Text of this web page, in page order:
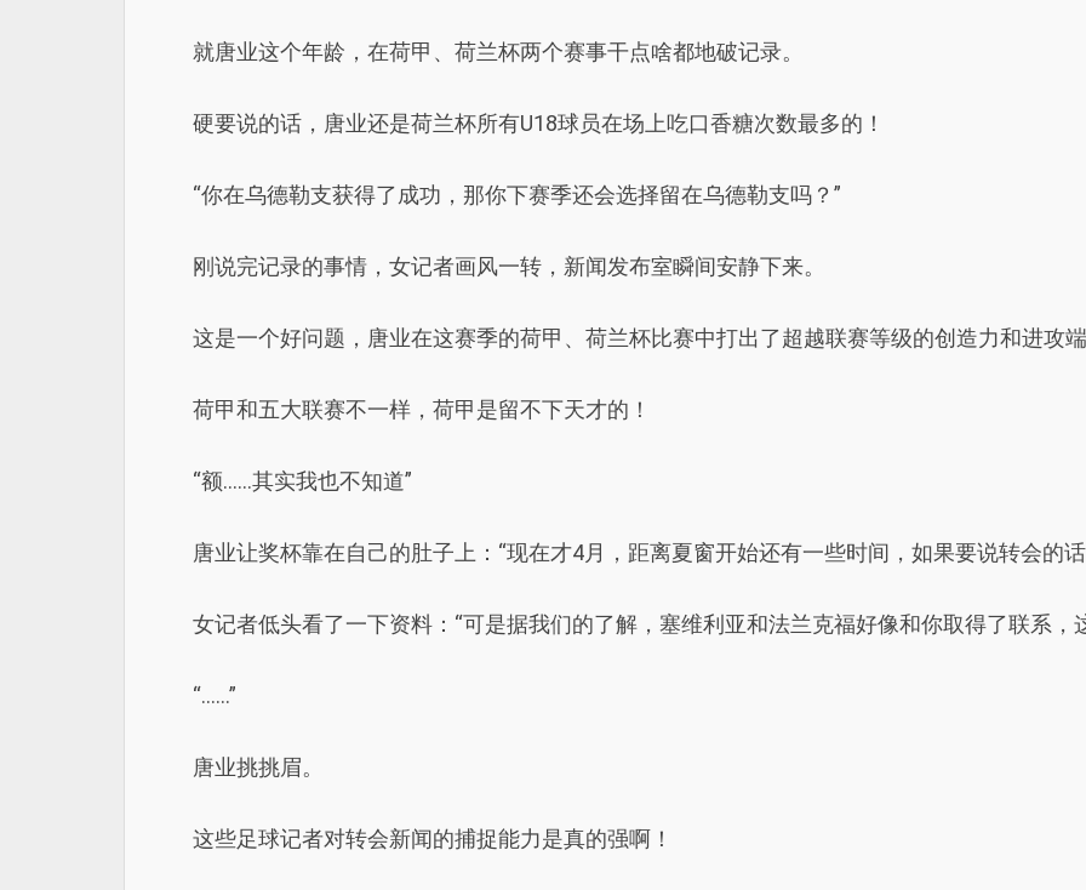
就唐业这个年龄，在荷甲、荷兰杯两个赛事干点啥都地破记录。
硬要说的话，唐业还是荷兰杯所有U18球员在场上吃口香糖次数最多的！
“你在乌德勒支获得了成功，那你下赛季还会选择留在乌德勒支吗？”
刚说完记录的事情，女记者画风一转，新闻发布室瞬间安静下来。
这是一个好问题，唐业在这赛季的荷甲、荷兰杯比赛中打出了超越联赛等级的创造力和进攻
荷甲和五大联赛不一样，荷甲是留不下天才的！
“额……其实我也不知道”
唐业让奖杯靠在自己的肚子上：“现在才4月，距离夏窗开始还有一些时间，如果要说转会的
女记者低头看了一下资料：“可是据我们的了解，塞维利亚和法兰克福好像和你取得了联系，
“……”
唐业挑挑眉。
这些足球记者对转会新闻的捕捉能力是真的强啊！